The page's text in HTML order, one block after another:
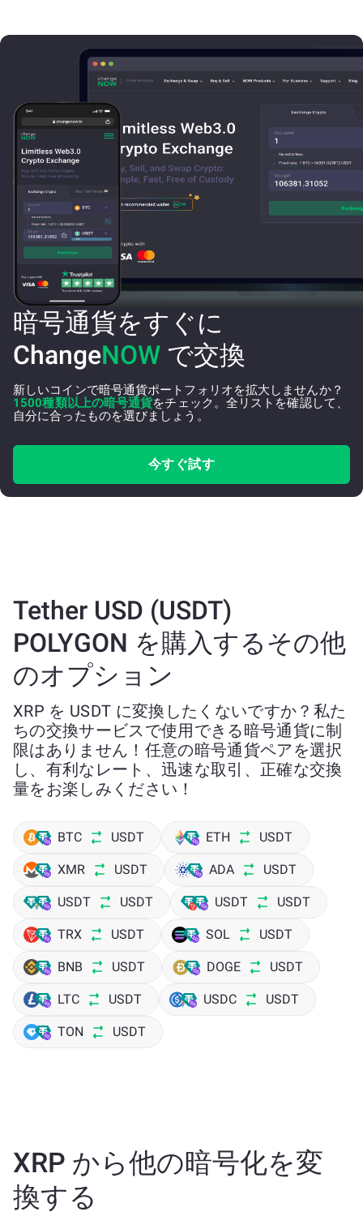
暗号通貨をすぐに
ChangeNOW で交換
新しいコインで暗号通貨ポートフォリオを拡大しませんか？
1500種類以上の暗号通貨をチェック。全リストを確認して、
自分に合ったものを選びましょう。
今すぐ試す
Tether USD (USDT)
POLYGON を購入するその他
のオプション
XRP を USDT に変換したくないですか？私た
ちの交換サービスで使用できる暗号通貨に制
限はありません！任意の暗号通貨ペアを選択
し、有利なレート、迅速な取引、正確な交換
量をお楽しみください！
BTC USDT ETH USDT
XMR USDT ADA USDT
USDT USDT USDT USDT
TRX USDT SOL USDT
BNB USDT DOGE USDT
LTC USDT USDC USDT
TON USDT
XRP から他の暗号化を変
換する